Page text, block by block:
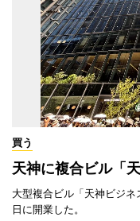
買う
天神に複合ビル「
大型複合ビル「天神ビジ
日に開業した。